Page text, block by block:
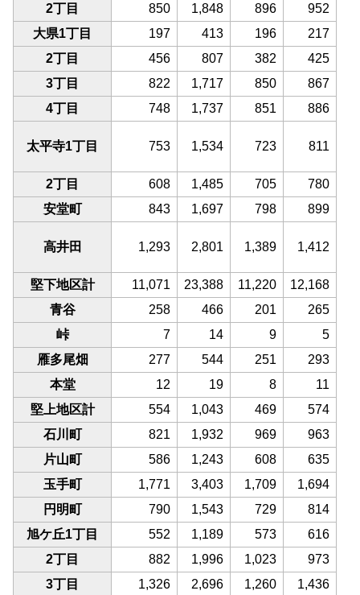
2丁目
850 1,848 896
952
大県1丁目
197 413 196
217
2丁目
456 807 382
425
3丁目
822 1,717 850
867
4丁目
748 1,737 851 886
太平寺1丁目 753 1,534 723 811
2丁目 608 1,485 705
780
安堂町
843 1,697 798 899
高井田 1,293 2,801 1,389 1,412
堅下地区計 11,071 23,388 11,220
12,168
青谷
258 466 201
265
峠
7 14 9
5
雁多尾畑
277 544 251
293
本堂
12 19 8
11
堅上地区計
554 1,043 469
574
石川町
821 1,932 969
963
片山町
586 1,243 608
635
玉手町
1,771 3,403 1,709
1,694
円明町
790 1,543 729
814
旭ケ丘1丁目
552 1,189 573
616
2丁目
882 1,996 1,023
973
3丁目
1,326 2,696 1,260
1,436